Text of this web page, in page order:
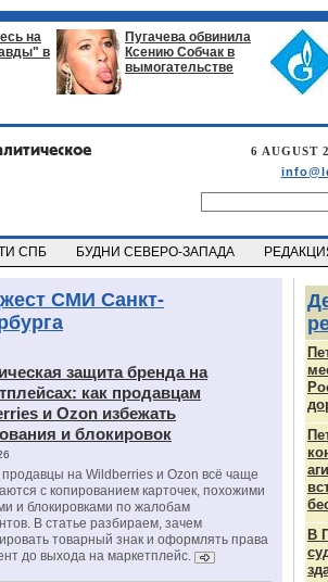
на
в
Пугачева обвинила
Ксению Собчак в
вымогательстве
6 AUGUST
СПБ БУДНИ СЕВЕРО-ЗАПАДА
СМИ Санкт-
защита бренда на
как продавцам
и Ozon избежать
и блокировок
на Wildberries и Ozon всё чаще
с копированием карточек, похожими
и блокировками по жалобам
В статье разбираем, зачем
товарный знак и оформлять права
до выхода на маркетплейс.
В